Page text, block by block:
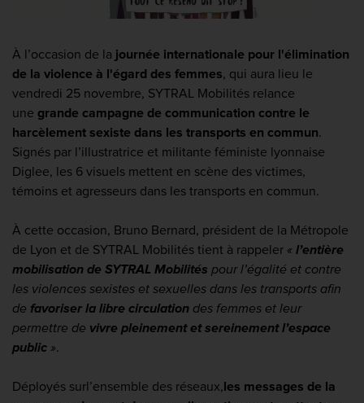
À l’occasion de la journée internationale pour l'élimination
de la violence à l'égard des femmes, qui aura lieu le
vendredi 25 novembre, SYTRAL Mobilités relance
une grande campagne de communication contre le
harcèlement sexiste dans les transports en commun.
Signés par l’illustratrice et militante féministe lyonnaise
Diglee, les 6 visuels mettent en scène des victimes,
témoins et agresseurs dans les transports en commun.
À cette occasion, Bruno Bernard, président de la Métropole
de Lyon et de SYTRAL Mobilités tient à rappeler « l’entière
mobilisation de SYTRAL Mobilités pour l’égalité et contre
les violences sexistes et sexuelles dans les transports afin
de favoriser la libre circulation des femmes et leur
permettre de vivre pleinement et sereinement l’espace
public ».
Déployés surl’ensemble des réseaux,les messages de la